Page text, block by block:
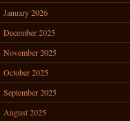
January 2026
December 2025
November 2025
October 2025
September 2025
August 2025